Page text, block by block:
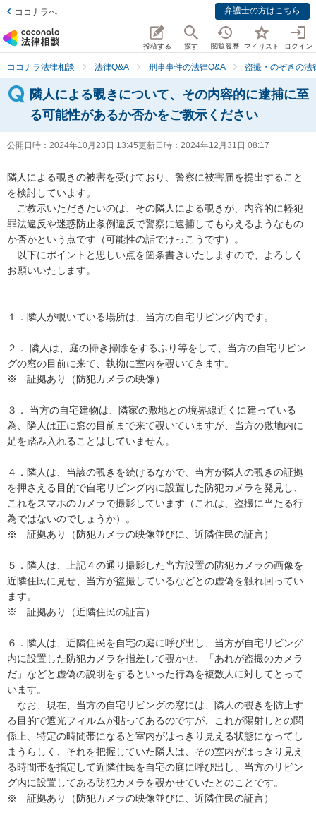
ココナラへ 弁護士の方はこちら
投稿する 探す 閲覧履歴 マイリスト ログイン
ココナラ法律相談 法律Q&A 刑事事件の法律Q&A 盗撮・のぞきの法
隣人による覗きについて、その内容的に逮捕に至
る可能性があるか否かをご教示ください
公開日時： 2024年10月23日 13:45更新日時： 2024年12月31日 08:17
隣人による覗きの被害を受けており、警察に被害届を提出すること
を検討しています。
ご教示いただきたいのは、その隣人による覗きが、内容的に軽犯
罪法違反や迷惑防止条例違反で警察に逮捕してもらえるようなもの
か否かという点です（可能性の話でけっこうです）。
以下にポイントと思しい点を箇条書きいたしますので、よろしく
お願いいたします。
１．隣人が覗いている場所は、当方の自宅リビング内です。
２． 隣人は、庭の掃き掃除をするふり等をして、当方の自宅リビン
グの窓の目前に来て、執拗に室内を覗いてきます。
※　証拠あり（防犯カメラの映像）
３． 当方の自宅建物は、隣家の敷地との境界線近くに建っている
為、隣人は正に窓の目前まで来て覗いていますが、当方の敷地内に
足を踏み入れることはしていません。
４．隣人は、当該の覗きを続けるなかで、当方が隣人の覗きの証拠
を押さえる目的で自宅リビング内に設置した防犯カメラを発見し、
これをスマホのカメラで撮影しています（これは、盗撮に当たる行
為ではないのでしょうか）。
※　証拠あり（防犯カメラの映像並びに、近隣住民の証言）
５．隣人は、上記４の通り撮影した当方設置の防犯カメラの画像を
近隣住民に見せ、当方が盗撮しているなどとの虚偽を触れ回ってい
ます。
※　証拠あり（近隣住民の証言）
６．隣人は、近隣住民を自宅の庭に呼び出し、当方が自宅リビング
内に設置した防犯カメラを指差して覗かせ、「あれが盗撮のカメラ
だ」などと虚偽の説明をするといった行為を複数人に対してとって
います。
なお、現在、当方の自宅リビングの窓には、隣人の覗きを防止す
る目的で遮光フィルムが貼ってあるのですが、これが陽射しとの関
係上、特定の時間帯になると室内がはっきり見える状態になってし
まうらしく、それを把握していた隣人は、その室内がはっきり見え
る時間帯を指定して近隣住民を自宅の庭に呼び出し、当方のリビン
グ内に設置してある防犯カメラを覗かせていたとのことです。
※　証拠あり（防犯カメラの映像並びに、近隣住民の証言）